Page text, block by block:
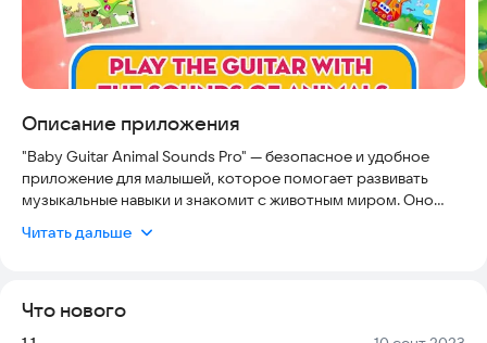
Описание приложения
"Baby Guitar Animal Sounds Pro" — безопасное и удобное
приложение для малышей, которое помогает развивать
музыкальные навыки и знакомит с животным миром. Оно
Яркая графика и приятные звуки делают обучение игрой.
Читать дальше
Что нового